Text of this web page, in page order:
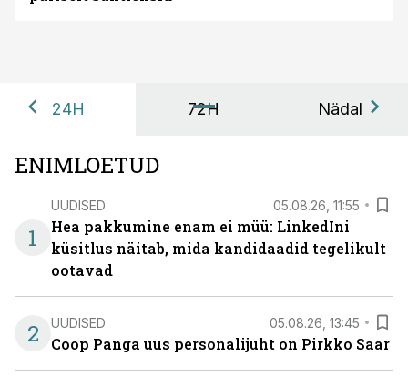
24H 72H Nädal
ENIMLOETUD
1
UUDISED 05.08.26, 11:55
Hea pakkumine enam ei müü: LinkedIni
küsitlus näitab, mida kandidaadid tegelikult
ootavad
2 UUDISED 05.08.26, 13:45
Coop Panga uus personalijuht on Pirkko Saar